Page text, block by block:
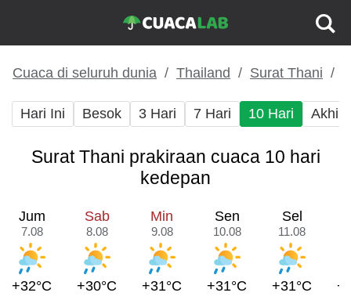
Cuaca di seluruh dunia Thailand Surat Thani
Hari Ini Besok 3 Hari 7 Hari 10 Hari Akhir
Surat Thani prakiraan cuaca 10 hari
kedepan
Jum
7.08
+32°C
Sab
8.08
+30°C
Min
9.08
+31°C
Sen
10.08
+31°C
Sel
11.08
+31°C